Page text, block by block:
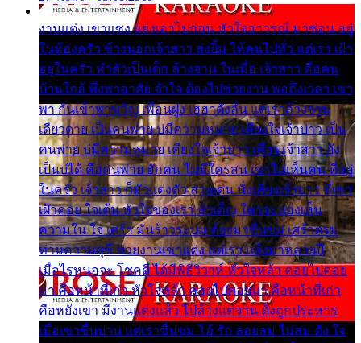
งานแต่ง เขาแซง แย่งเอาไปก่อน หัวใจอาวรณ์ มาซ่อน อยู่
ในห้องครัว ข้างนอกเจ้าสาว ส่งยิ้ม ให้คนไปทั่ว แต่เรา เฝ้า
อยู่ในครัว ทำตัวเป็นเด็ก ล้างจาน ในเมื่อ เจ้าสาว คือคน
บ้านใกล้ พึ่งพาอาศัย จำใจ ต้องไปช่วยงาน พอถึงเวลา เขา
พา กันเข้าพาขวัญ เพื่อนฝูง เฮฮาดังลั่น แต่เราล้างจาน
เดียวดาย เป็นคนพ่าย บ่มีความหมาย เคียงใจเจ้าบ่าว เป็น
คนพ่าย บ่มีความหมาย เคียงใจเจ้าบ่าว เพื่อนเจ้าสาว ยัง
เป็นบ่ได้ คือคนพ่าย ฮักคน ไม่มีใครสน เขาไม่เห็นคน ที่อยู่
ในครัว เจ้าสาว ก็มัวแต่งตัว สวยเด่น นั่งเคียงเจ้าบ่าว ที่เขา
เฝ้าคอย ใจเต้น หัวใจของเรา ลำเค็ญ ใครจะมองเห็น
ความใน ใจ เศร้า มันร้าวระบม ต้องมาขื่นขม เศร้าตรม
ท่ามความสุขี ช่วยงานเขาแต่ง แต่เรา แล้งมาหลายปี
เมื่อไรหนอจะ โชคดี ได้มีพิธีวิวาห์ หัวใจหล้า คอยไปคอย
มา คือหน้าที่เก่า หัวใจหล้า คอยไปคอยมา คือหน้าที่เก่า
คือหยังเขา มีงานแต่งแล้ว ไปล้างแต่จาน ดั่งถูกประหาร
เมื่อเขาชื่นบาน แต่เราขื่นขม โอ้ รัก ลอยลม ไม่สม ดัง ใจ